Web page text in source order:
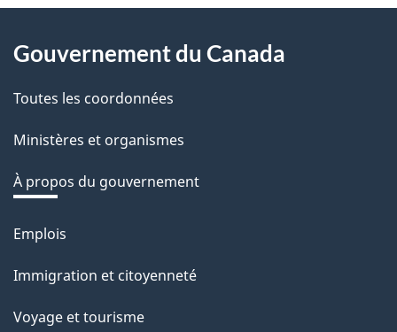
v
o
t
r
r
é
t
r
a
c
About
this
site
Gouvernement du Canada
Toutes les coordonnées
Ministères et organismes
À propos du gouvernement
Thèmes
sujets
Emplois
Immigration et citoyenneté
Voyage et tourisme